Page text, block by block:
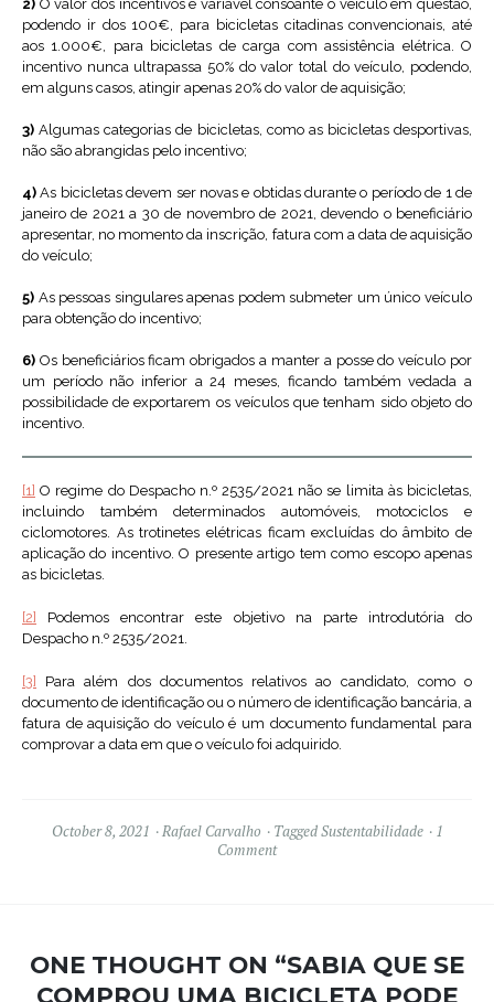
2) O valor dos incentivos é variável consoante o veículo em questão,
podendo ir dos 100€, para bicicletas citadinas convencionais, até
aos 1.000€, para bicicletas de carga com assistência elétrica. O
incentivo nunca ultrapassa 50% do valor total do veículo, podendo,
em alguns casos, atingir apenas 20% do valor de aquisição;
3)Algumas categorias de bicicletas, como as bicicletas desportivas,
não são abrangidas pelo incentivo;
4) As bicicletas devem ser novas e obtidas durante o período de 1 de
janeiro de 2021 a 30 de novembro de 2021, devendo o beneficiário
apresentar, no momento da inscrição, fatura com a data de aquisição
do veículo;
5) As pessoas singulares apenas podem submeter um único veículo
para obtenção do incentivo;
6) Os beneficiários ficam obrigados a manter a posse do veículo por
um período não inferior a 24 meses, ficando também vedada a
possibilidade de exportarem os veículos que tenham sido objeto do
incentivo.
[1] O regime do Despacho n.º 2535/2021 não se limita às bicicletas,
incluindo também determinados automóveis, motociclos e
ciclomotores. As trotinetes elétricas ficam excluídas do âmbito de
aplicação do incentivo. O presente artigo tem como escopo apenas
as bicicletas.
[2]
Podemos encontrar este objetivo na parte introdutória do
Despacho n.º 2535/2021.
[3]
Para além dos documentos relativos ao candidato, como o
documento de identificação ou o número de identificação bancária, a
fatura de aquisição do veículo é um documento fundamental para
comprovar a data em que o veículo foi adquirido.
October 8, 2021 Rafael Carvalho TaggedSustentabilidade
1
Comment
ONE THOUGHT ON “SABIA QUE SE
COMPROU UMA BICICLETA PODE